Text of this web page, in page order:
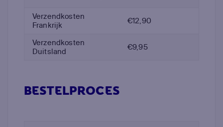
Verzendkosten
Frankrijk
€12,90
Verzendkosten
Duitsland
€9,95
BESTELPROCES